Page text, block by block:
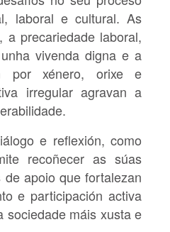
laboral e cultural. As
a precariedade laboral,
vivenda digna e a
por xénero, orixe e
irregular agravan a
e reflexión, como
recoñecer as súas
apoio que fortalezan
e participación activa
sociedade máis xusta e